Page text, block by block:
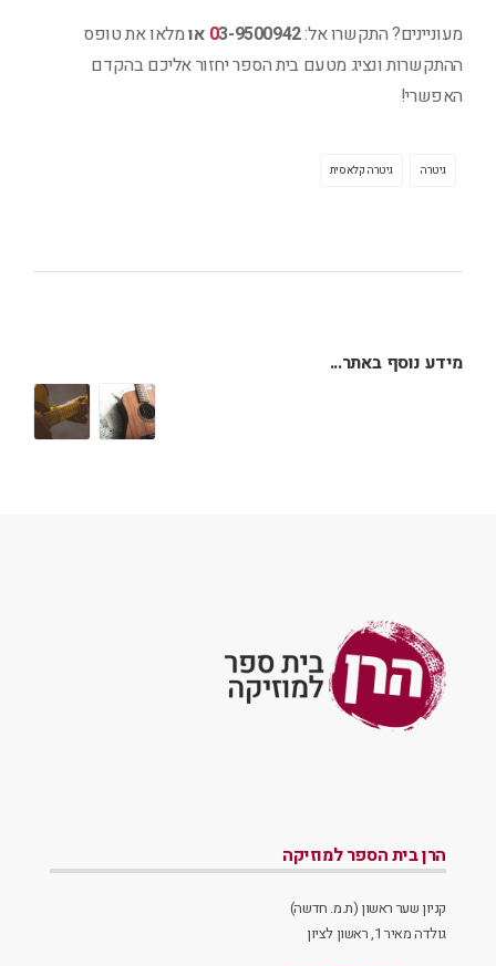
מעוניינים? התקשרו אל:
03-9500942 אומלאו את טופס
ההתקשרות ונציג מטעם בית הספר יחזור אליכם בהקדם
האפשרי!
גיטרה גיטרה קלאסית
מידע נוסף באתר...
הרן בית הספר למוזיקה
קניון שער ראשון (ת.מ. חדשה)
גולדה מאיר 1, ראשון לציון